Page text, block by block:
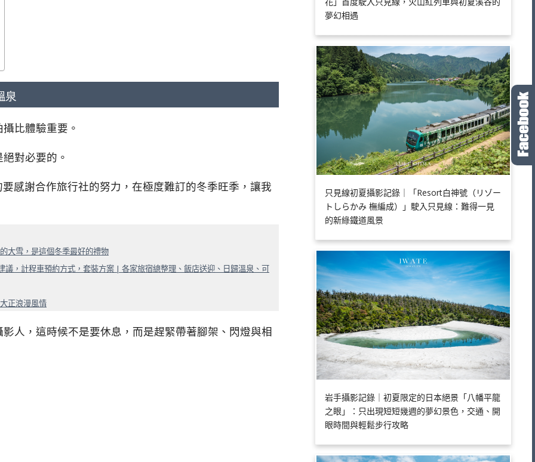
泉
比體驗重要。
對必要的。
感謝合作旅行社的努力，在極度難訂的冬季旺季，讓我
大雪，是這個冬季最好的禮物
，計程車預約方式，套裝方案 | 各家旅宿總整理、飯店送迎、日歸溫泉、可
正浪漫風情
人，這時候不是要休息，而是趕緊帶著腳架、閃燈與相
夢幻相遇
只見線初夏攝影記錄｜「Resort白神號（リゾー
トしらかみ 橅編成）」駛入只見線：難得一見
的新綠鐵道風景
岩手攝影記錄｜初夏限定的日本絕景「八幡平龍
之眼」：只出現短短幾週的夢幻景色，交通、開
眼時間與輕鬆步行攻略